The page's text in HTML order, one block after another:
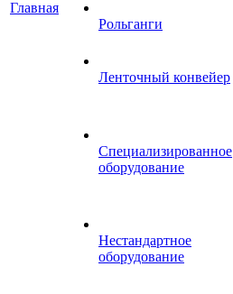
Главная
Рольганги
Ленточный конвейер
Специализированное
оборудование
Нестандартное
оборудование